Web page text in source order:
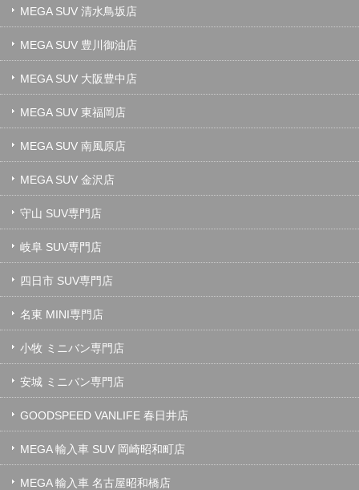
MEGA SUV 清水鳥坂店
MEGA SUV 豊川御油店
MEGA SUV 大阪豊中店
MEGA SUV 東福岡店
MEGA SUV 南風原店
MEGA SUV 金沢店
守山 SUV専門店
岐阜 SUV専門店
四日市 SUV専門店
名東 MINI専門店
小牧 ミニバン専門店
安城 ミニバン専門店
GOODSPEED VANLIFE 春日井店
MEGA 輸入車 SUV 岡崎昭和町店
MEGA 輸入車 名古屋昭和橋店